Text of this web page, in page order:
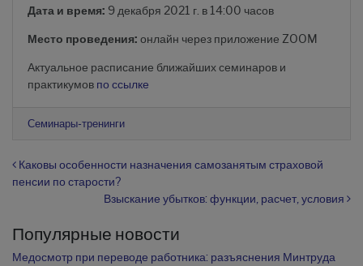
Дата и время: 9 декабря 2021 г. в 14:00 часов
Место проведения: онлайн через приложение ZOOM
Актуальное расписание ближайших семинаров и
практикумов по ссылке
Семинары-тренинги
Навигация по записям
Каковы особенности назначения самозанятым страховой
пенсии по старости?
Взыскание убытков: функции, расчет, условия
Популярные новости
Медосмотр при переводе работника: разъяснения Минтруда